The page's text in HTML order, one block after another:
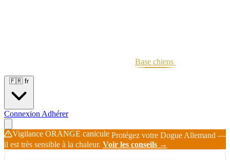
Base chiens
🇫🇷 fr
Connexion Adhérer
Vigilance ORANGE canicule Protégez votre Dogue Allemand —
il est très sensible à la chaleur. Voir les conseils →